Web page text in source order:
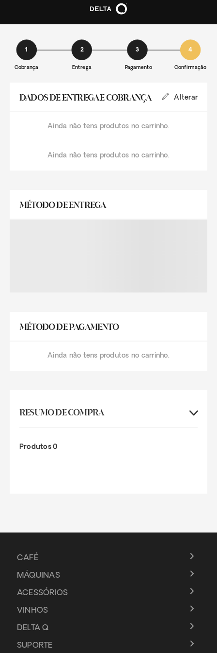
1
Cobrança
2
Entrega
3
Pagamento
4
Confirmação
DADOS DE ENTREGA E COBRANÇA Alterar
Ainda não tens produtos no carrinho.
Ainda não tens produtos no carrinho.
MÉTODO DE ENTREGA
MÉTODO DE PAGAMENTO
Ainda não tens produtos no carrinho.
RESUMO DE COMPRA
Produtos 0
CAFÉ
MÁQUINAS
ACESSÓRIOS
VINHOS
DELTA Q
SUPORTE